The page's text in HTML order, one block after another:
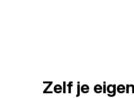
Zelf je